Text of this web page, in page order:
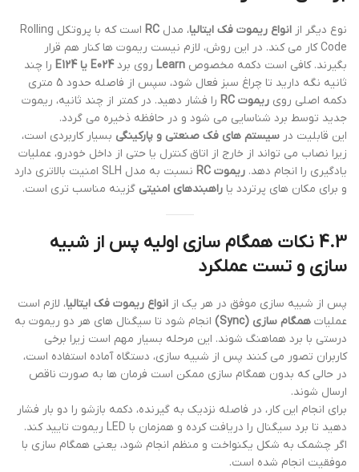
نوع دیگر از انواع ریموت فک ایتالیا، مدل RC
است که با پروتکل Rolling
Code کار می کند. در این روش، لازم نیست ریموت ها کنار هم قرار
بگیرند. کافی است دکمه مخصوص Learn روی بردE024 یا E124
را چند
ثانیه نگه دارید تا چراغ سبز فعال شود، سپس از فاصله حدود 5 متری
دکمه اصلی روی ریموت RC
را فشار دهید. در کمتر از چند ثانیه، ریموت
جدید توسط برد شناسایی می شود و در حافظه ذخیره می گردد.
این قابلیت در سیستم های فک صنعتی و پارکینگی بسیار کاربردی است،
زیرا نصاب می تواند از خارج از اتاق کنترل یا حتی از داخل خودرو، عملیات
یادگیری را انجام دهد. ریموت RC
نسبت به مدل SLH امنیت بالاتری دارد
و برای مکان های پرتردد یا راهبندهای امنیتی گزینه مناسب تری است.
4.3 نکات همگام سازی اولیه پس از شبیه
سازی و تست عملکرد
پس از شبیه سازی موفق در هر یک از انواع ریموت فک ایتالیا، لازم است
عملیات همگام سازی (Sync)
انجام شود تا سیگنال های هر دو ریموت به
درستی با برد هماهنگ شوند. این مرحله بسیار مهم است زیرا برخی
کاربران تصور می کنند پس از شبیه سازی، دستگاه آماده استفاده است،
در حالی که بدون همگام سازی ممکن است فرمان ها به صورت ناقص
ارسال شوند.
برای انجام این کار، در فاصله نزدیک به گیرنده، دکمه بازشو را دو بار فشار
دهید تا برد سیگنال را دریافت کرده و همزمان با LED ریموت تایید کند.
اگر چشمک به شکل یکنواخت و منظم انجام شود، یعنی همگام سازی با
موفقیت انجام شده است.